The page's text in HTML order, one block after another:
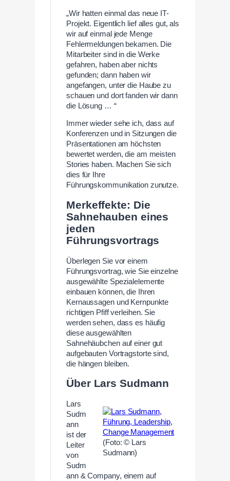
„Wir hatten einmal das neue IT-
Projekt. Eigentlich lief alles gut, als
wir auf einmal jede Menge
Fehlermeldungen bekamen. Die
Mitarbeiter sind in die Werke
gefahren, haben aber nichts
gefunden; dann haben wir
angefangen, unter die Haube zu
schauen und dort fanden wir dann
die Lösung … “
Immer wieder sehe ich, dass auf
Konferenzen und in Sitzungen die
Präsentationen am höchsten
bewertet werden, die am meisten
Stories haben. Machen Sie sich
dies für Ihre
Führungskommunikation zunutze.
Merkeffekte: Die
Sahnehauben eines
jeden
Führungsvortrags
Überlegen Sie vor einem
Führungsvortrag, wie Sie einzelne
ausgewählte Spezialelemente
einbauen können, die Ihren
Kernaussagen und Kernpunkte
richtigen Pfiff verleihen. Sie
werden sehen, dass es häufig
diese ausgewählten
Sahnehäubchen auf einer gut
aufgebauten Vortragstorte sind,
die hängen bleiben.
Über Lars Sudmann
(Foto: © Lars
Sudmann)
Lars
Sudm
ann
ist der
Leiter
von
Sudm
ann & Company, einem auf